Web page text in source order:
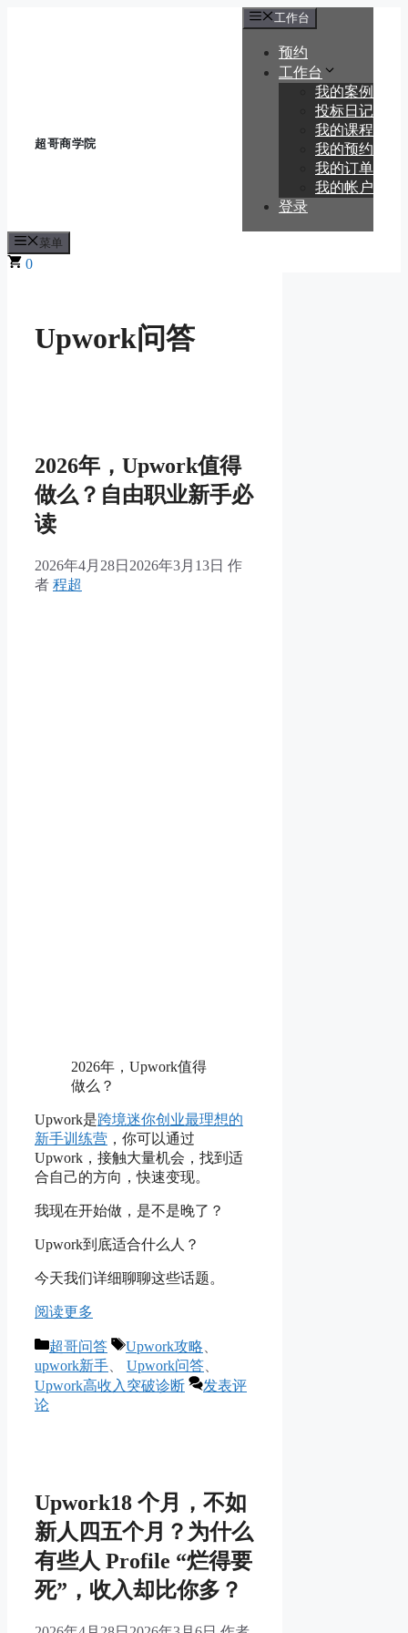
工作台
预约
工作台
我的案例
投标日记
我的课程
我的预约
我的订单
我的帐户
登录
菜单
0
Upwork问答
2026年，Upwork值得
做么？自由职业新手必
读
2026年4月28日 2026年3月13日 作
者 程超
2026年，Upwork值得
做么？
Upwork是跨境迷你创业最理想的
新手训练营 ，你可以通过
Upwork，接触大量机会，找到适
合自己的方向，快速变现。
我现在开始做，是不是晚了？
Upwork到底适合什么人？
今天我们详细聊聊这些话题。
阅读更多
分
类
超哥问答
标
签
Upwork攻略
upwork新手
Upwork问答
Upwork高收入突破诊断
发表评
论
Upwork18 个月，不如
新人四五个月？为什么
有些人 Profile “烂得要
死”，收入却比你多？